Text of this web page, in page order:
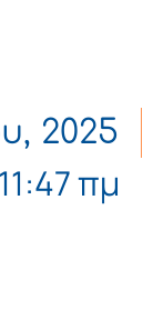
2025
11:47 πμ